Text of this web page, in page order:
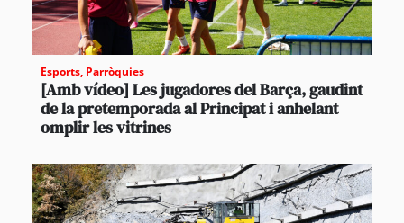
Esports, Parròquies
[Amb vídeo] Les jugadores del Barça, gaudint
de la pretemporada al Principat i anhelant
omplir les vitrines